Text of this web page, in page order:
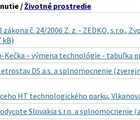
/ Životné prostredie
č. 24/2006 Z. z. - ZEDKO, s.r.o.,
kB)
Kečka – výmena technológie - tabuľka
DS a.s. a splnomocnenie
HT technologického parku,
Slovakia s.r.o. a splnomocnenie